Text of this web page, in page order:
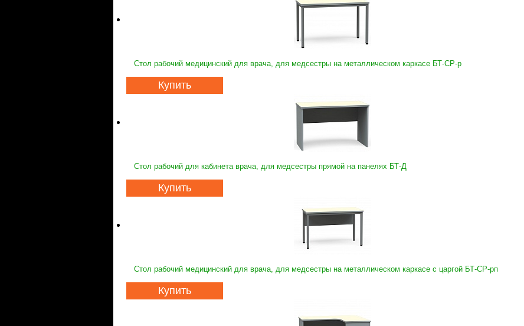
Стол рабочий медицинский для врача, для медсестры на металлическом каркасе БТ-СР-р
Купить
Стол рабочий для кабинета врача, для медсестры прямой на панелях БТ-Д
Купить
Стол рабочий медицинский для врача, для медсестры на металлическом каркасе с царгой БТ-СР-рп
Купить